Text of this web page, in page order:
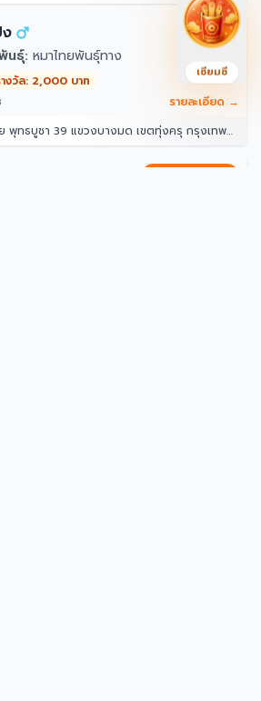
นธุ์: หมาไทยพันธุ์ทาง
งวัล: 2,000 บาท
รายละเอียด →
บูชา 39 แขวงบางมด เขตทุ่งครุ กรุงเทพมหานคร 10140
เซียมซี